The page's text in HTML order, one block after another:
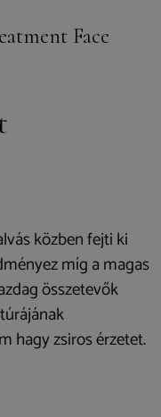
Face
közben fejti ki
míg a magas
összetevők
hagy zsiros érzetet.